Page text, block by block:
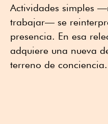
Actividades simples
trabajar— se
presencia. En esa
adquiere una nueva
terreno de conciencia.